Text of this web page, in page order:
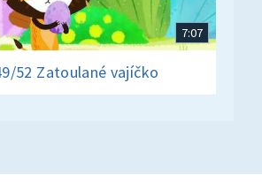
7:07
52 Zatoulané vajíčko